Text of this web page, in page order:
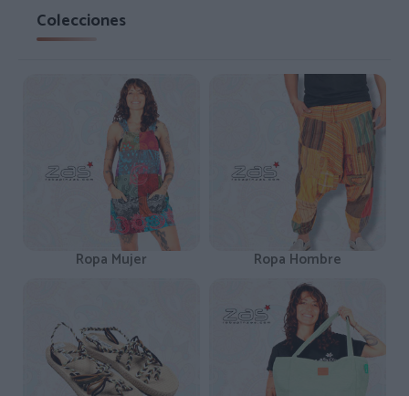
Colecciones
Ropa Mujer Ropa Hombre